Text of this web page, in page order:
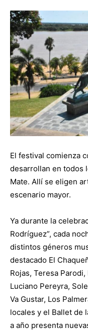
El festival comienza
desarrollan en todos
Mate. Allí se eligen
escenario mayor.
Ya durante la
Rodríguez”, cada
distintos géneros
destacado El
Rojas, Teresa
Luciano Pereyra,
Va Gustar, Los
locales y el Ballet de
a año presenta